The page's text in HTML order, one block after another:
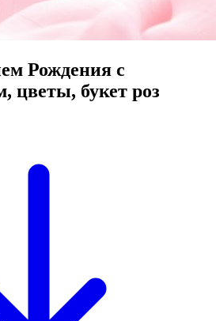
Рождения с
цветы, букет роз